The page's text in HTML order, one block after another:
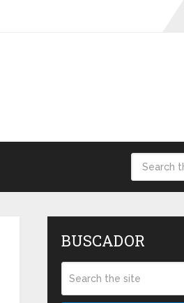
BUSCADOR